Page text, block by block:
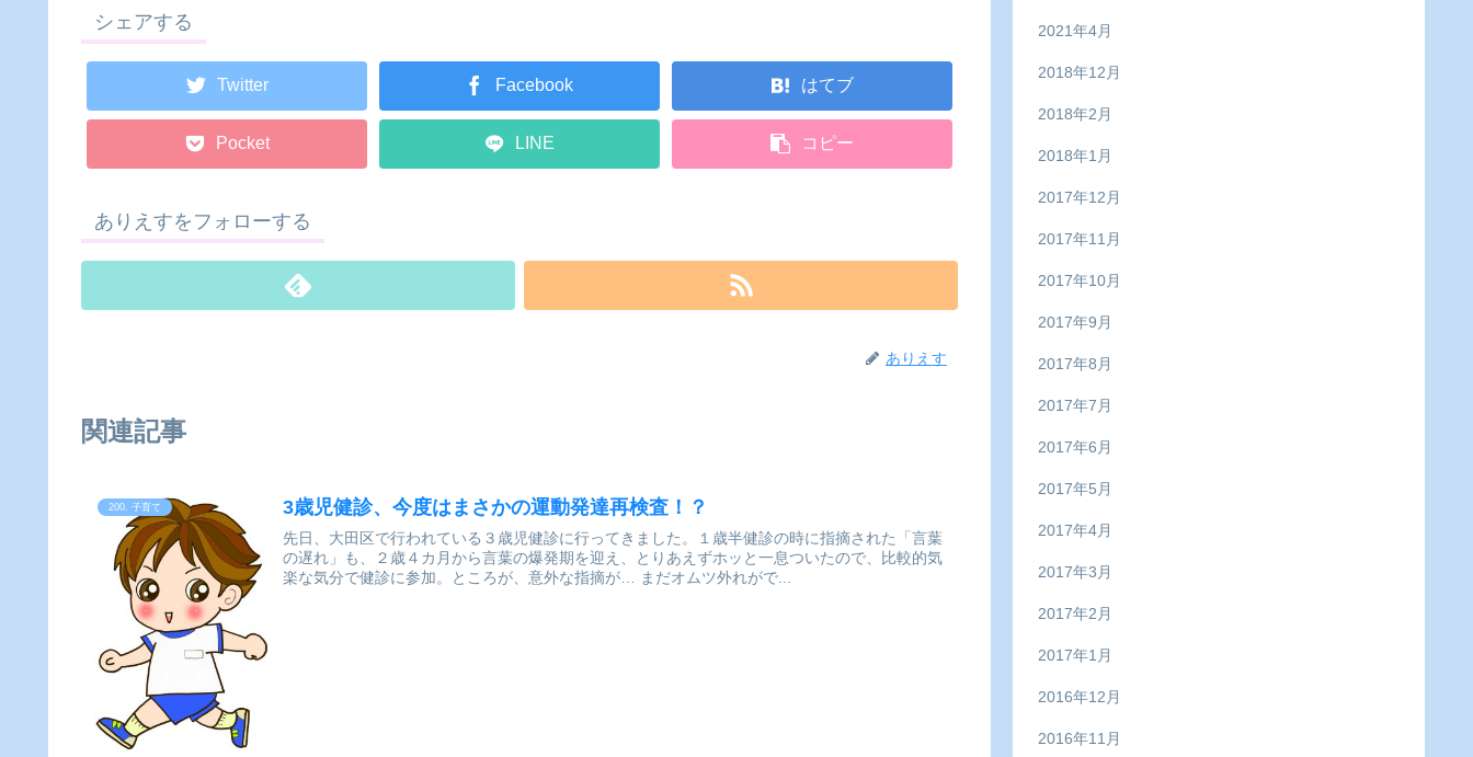
シェアする
Twitter Facebook はてブ
Pocket LINE コピー
ありえすをフォローする
ありえす
関連記事
200. 子育て 3歳児健診、今度はまさかの運動発達再検査！？
先日、大田区で行われている３歳児健診に行ってきました。１歳半健診の時に指摘された「言葉
の遅れ」も、２歳４カ月から言葉の爆発期を迎え、とりあえずホッと一息ついたので、比較的気
楽な気分で健診に参加。ところが、意外な指摘が… まだオムツ外れがで...
2021年4月
2018年12月
2018年2月
2018年1月
2017年12月
2017年11月
2017年10月
2017年9月
2017年8月
2017年7月
2017年6月
2017年5月
2017年4月
2017年3月
2017年2月
2017年1月
2016年12月
2016年11月